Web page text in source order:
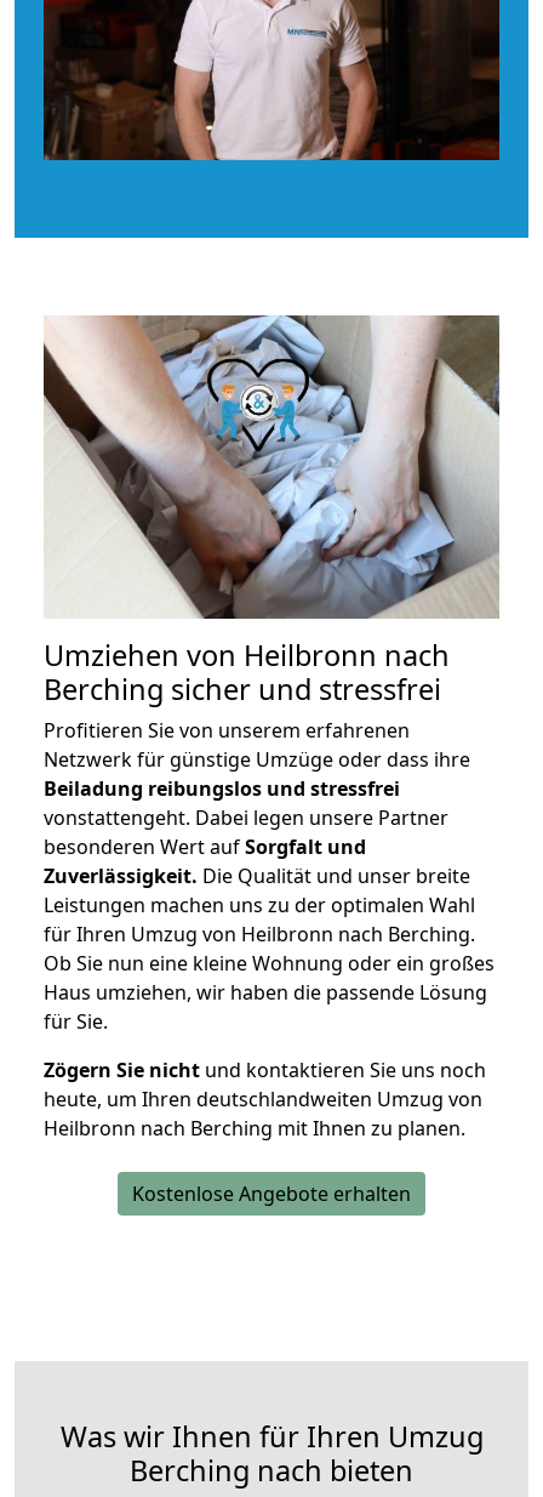
Umziehen von Heilbronn nach
Berching sicher und stressfrei
Profitieren Sie von unserem erfahrenen
Netzwerk für günstige Umzüge oder dass ihre
Beiladung reibungslos und stressfrei
vonstattengeht. Dabei legen unsere Partner
besonderen Wert aufSorgfalt und
Zuverlässigkeit. Die Qualität und unser breite
Leistungen machen uns zu der optimalen Wahl
für Ihren Umzug von Heilbronn nach Berching.
Ob Sie nun eine kleine Wohnung oder ein großes
Haus umziehen, wir haben die passende Lösung
für Sie.
Zögern Sie nicht und kontaktieren Sie uns noch
heute, um Ihren deutschlandweiten Umzug von
Heilbronn nach Berching mit Ihnen zu planen.
Kostenlose Angebote erhalten
Was wir Ihnen für Ihren Umzug
Berching nach bieten